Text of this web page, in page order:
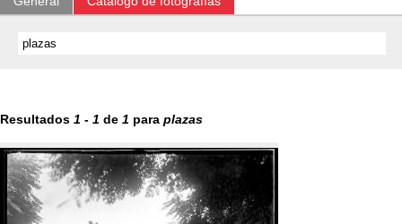
Resultados 1 - 1 de 1 para plazas